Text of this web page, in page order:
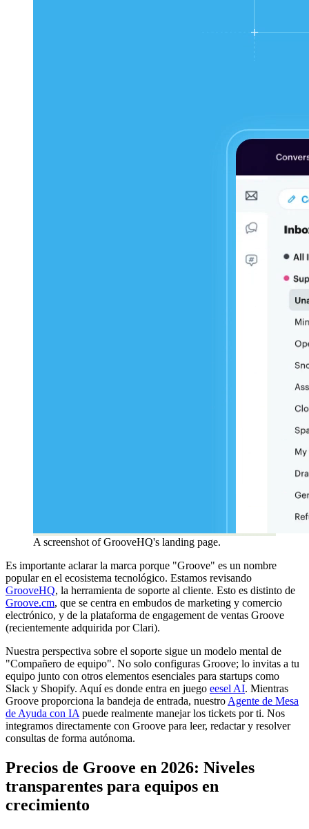
A screenshot of GrooveHQ's landing page.
Es importante aclarar la marca porque "Groove" es un nombre
popular en el ecosistema tecnológico. Estamos revisando
GrooveHQ, la herramienta de soporte al cliente. Esto es distinto de
Groove.cm, que se centra en embudos de marketing y comercio
electrónico, y de la plataforma de engagement de ventas Groove
(recientemente adquirida por Clari).
Nuestra perspectiva sobre el soporte sigue un modelo mental de
"Compañero de equipo". No solo configuras Groove; lo invitas a tu
equipo junto con otros elementos esenciales para startups como
Slack y Shopify. Aquí es donde entra en juego eesel AI. Mientras
Groove proporciona la bandeja de entrada, nuestro Agente de Mesa
de Ayuda con IA puede realmente manejar los tickets por ti. Nos
integramos directamente con Groove para leer, redactar y resolver
consultas de forma autónoma.
Precios de Groove en 2026: Niveles
transparentes para equipos en
crecimiento